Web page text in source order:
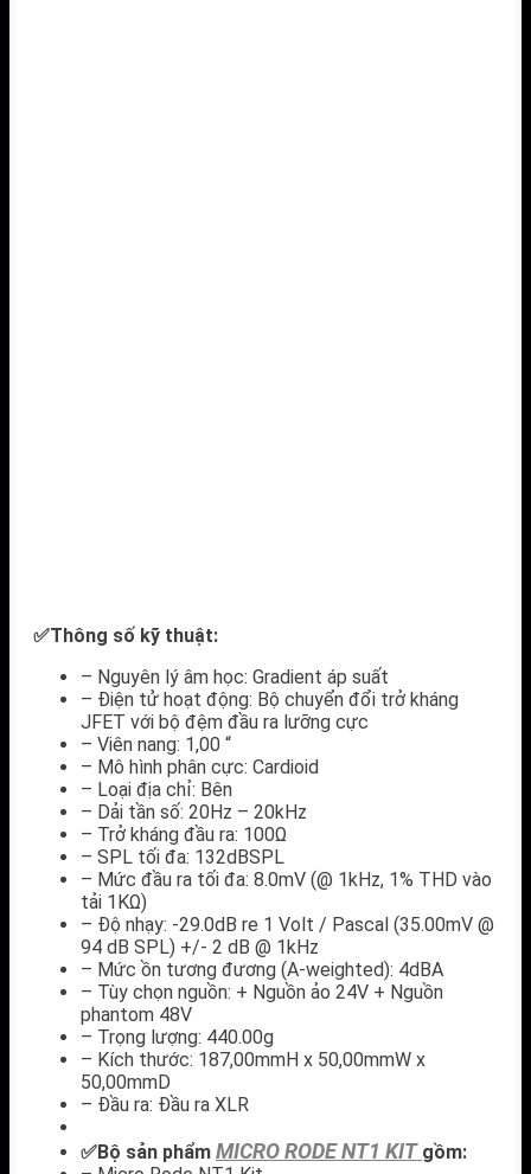
✅Thông số kỹ thuật:
– Nguyên lý âm học: Gradient áp suất
– Điện tử hoạt động: Bộ chuyển đổi trở kháng
JFET với bộ đệm đầu ra lưỡng cực
– Viên nang: 1,00 “
– Mô hình phân cực: Cardioid
– Loại địa chỉ: Bên
– Dải tần số: 20Hz – 20kHz
– Trở kháng đầu ra: 100Ω
– SPL tối đa: 132dBSPL
– Mức đầu ra tối đa: 8.0mV (@ 1kHz, 1% THD vào
tải 1KΩ)
– Độ nhạy: -29.0dB re 1 Volt / Pascal (35.00mV @
94 dB SPL) +/- 2 dB @ 1kHz
– Mức ồn tương đương (A-weighted): 4dBA
– Tùy chọn nguồn: + Nguồn ảo 24V + Nguồn
phantom 48V
– Trọng lượng: 440.00g
– Kích thước: 187,00mmH x 50,00mmW x
50,00mmD
– Đầu ra: Đầu ra XLR
✅Bộ sản phẩm MICRO RODE NT1 KIT gồm: